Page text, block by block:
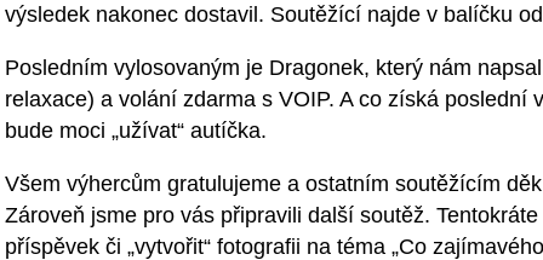
výsledek nakonec dostavil. Soutěžící najde v balíčku
Posledním vylosovaným je Dragonek, který nám
relaxace) a volání zdarma s VOIP. A co získá poslední
bude moci „užívat“ autíčka.
Všem výhercům gratulujeme a ostatním soutěžícím
Zároveň jsme pro vás připravili další soutěž.
příspěvek či „vytvořit“ fotografii na téma „Co